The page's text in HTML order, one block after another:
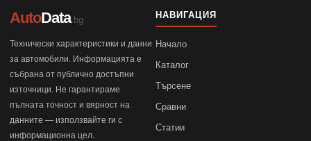
AutoData.bg
Технически характеристики и данни
за автомобили. Информацията е
събрана от публично достъпни
източници. Не гарантираме
пълната точност и вярност на
данните — използвайте ги с
информационна цел.
НАВИГАЦИЯ
Начало
Каталог
Търсене
Сравни
Статии